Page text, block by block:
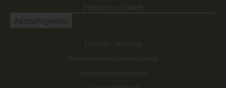
Hasznos linkek
Asztalfoglalás!
Tibidabo webshop
Útvonaltervező pékségünkbe
Rendezvényszervezés